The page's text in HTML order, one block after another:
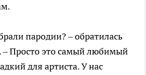
пародии? – обратилась
– Просто это самый любимый
для артиста. У нас